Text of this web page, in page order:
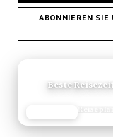
ABONNIEREN SIE
Beste